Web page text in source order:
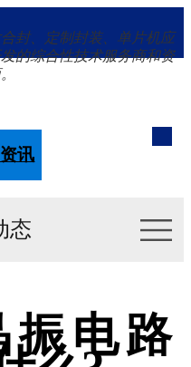
封、定制封装、单片机应
的综合性技术服务商和资
讯
态
振电路